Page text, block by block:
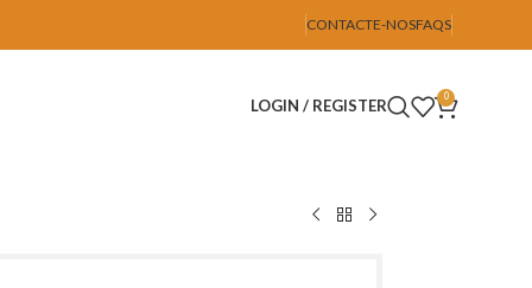
CONTACTE-NOSFAQS
LOGIN / REGISTER 0